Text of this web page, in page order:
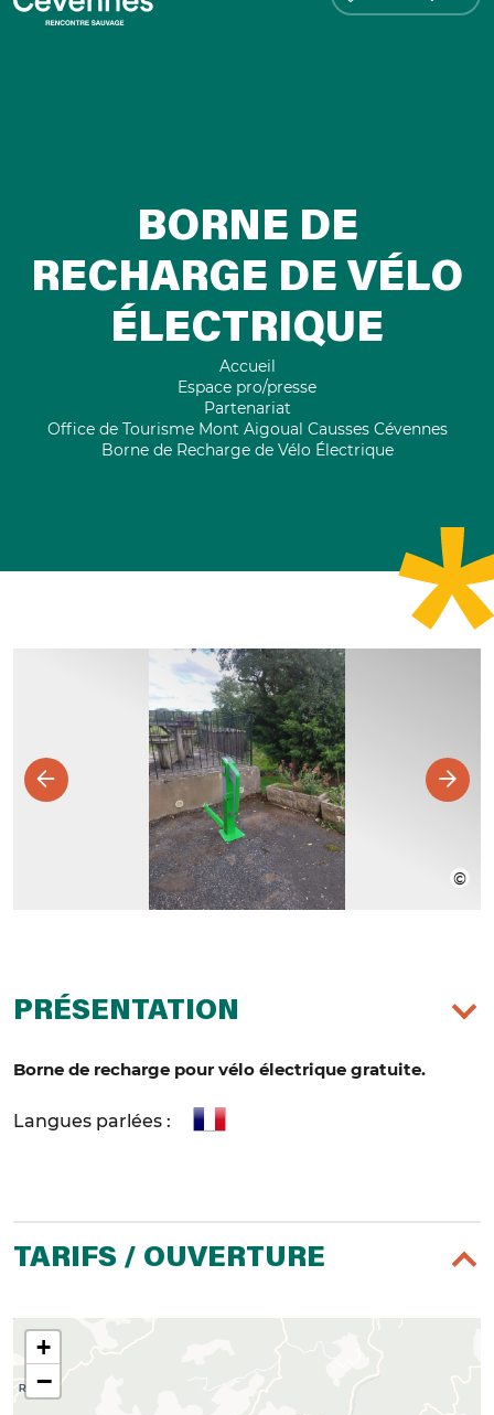
BORNE DE
RECHARGE DE VÉLO
ÉLECTRIQUE
Accueil
Espace pro/presse
Partenariat
Office de Tourisme Mont Aigoual Causses Cévennes
Borne de Recharge de Vélo Électrique
PRÉSENTATION
Borne de recharge pour vélo électrique gratuite.
Langues parlées :
TARIFS / OUVERTURE
+
−